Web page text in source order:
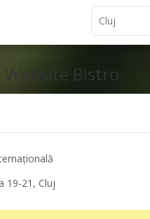
Bistro
19-21, Cluj